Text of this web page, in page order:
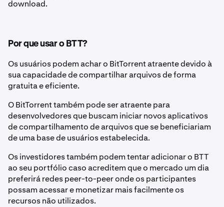
download.
Por que usar o BTT?
Os usuários podem achar o BitTorrent atraente devido à
sua capacidade de compartilhar arquivos de forma
gratuita e eficiente.
O BitTorrent também pode ser atraente para
desenvolvedores que buscam iniciar novos aplicativos
de compartilhamento de arquivos que se beneficiariam
de uma base de usuários estabelecida.
Os investidores também podem tentar adicionar o BTT
ao seu portfólio caso acreditem que o mercado um dia
preferirá redes peer-to-peer onde os participantes
possam acessar e monetizar mais facilmente os
recursos não utilizados.